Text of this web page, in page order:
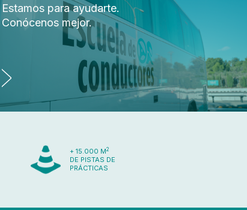
Estamos para ayudarte.
Conócenos mejor.
+ 15.000 M2
DE PISTAS DE
PRÁCTICAS